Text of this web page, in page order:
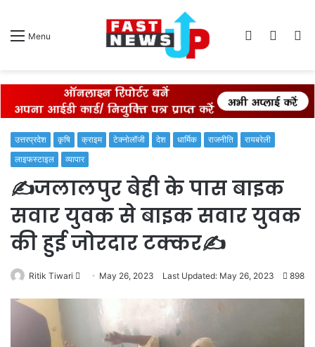
Menu
Switch
Log
उत्तरप्रदेश कृषि क्राइम टेक्नोलॉजी देश धार्मिक राजनीति
रायबरेली
लाइफस्टाइल
व्यापार
✍️जलालपुर बेही के पास बाइक
सवार युवक से बाइक सवार युवक
की हुई जोरदार टक्कर✍️
Ritik Tiwari
Send
email
May 26, 2023 Last Updated: May 26, 2023 898